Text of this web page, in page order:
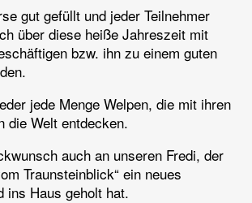
gut gefüllt und jeder Teilnehmer
über diese heiße Jahreszeit mit
bzw. ihn zu einem guten
jede Menge Welpen, die mit ihren
die Welt entdecken.
auch an unseren Fredi, der
Traunsteinblick“ ein neues
ins Haus geholt hat.